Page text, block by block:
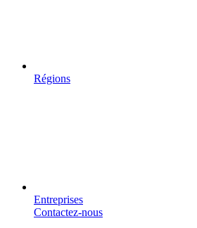
Régions
Entreprises
Contactez-nous